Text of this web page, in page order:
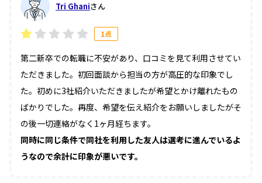
Tri Ghaniさん
1点
第二新卒での転職に不安があり、口コミを見て利用させてい
ただきました。初回面談から担当の方が高圧的な印象でし
た。初めに3社紹介いただきましたが希望とかけ離れたもの
ばかりでした。再度、希望を伝え紹介をお願いしましたがそ
の後一切連絡がなく1ヶ月経ちます。
同時に同じ条件で同社を利用した友人は選考に進んでいるよ
うなので余計に印象が悪いです。